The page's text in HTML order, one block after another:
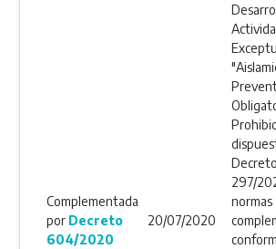
Complementada
por Decreto
604/2020
20/07/2020
297/
normas